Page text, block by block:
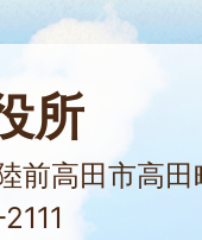
所
前高田市高田